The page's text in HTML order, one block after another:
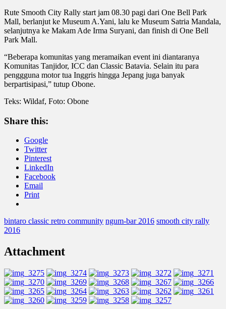
Rute Smooth City Rally start jam 08.30 pagi dari One Bell Park
Mall, berlanjut ke Museum A.Yani, lalu ke Museum Satria Mandala,
selanjutnya ke Makam Ade Irma Suryani, dan finish di One Bell
Park Mall.
“Beberapa komunitas yang meramaikan event ini diantaranya
Komunitas Tanjidor, ICC dan Classic Batavia. Selain itu para
penggguna motor tua Inggris hingga Jepang juga banyak
berpartisipasi,” tutup Obone.
Teks: Wildaf, Foto: Obone
Share this:
Google
Twitter
Pinterest
LinkedIn
Facebook
Email
Print
bintaro classic retro community ngum-bar 2016 smooth city rally
2016
Attachment